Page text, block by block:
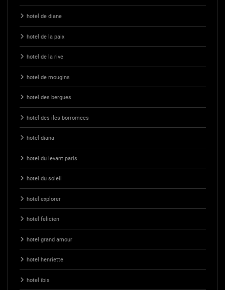
hotel de diane
hotel de la paix
hotel de la rive
hotel de mougins
hotel des bergues
hotel des iles borromees
hotel diana
hotel du levant paris
hotel du soleil
hotel explorer
hotel felicien
hotel grand amour
hotel henriette
hotel ibis